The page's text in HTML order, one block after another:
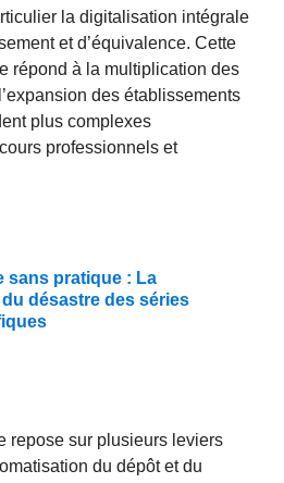
la digitalisation intégrale
et d’équivalence. Cette
répond à la multiplication des
des établissements
plus complexes
professionnels et
sans pratique : La
désastre des séries
repose sur plusieurs leviers
du dépôt et du